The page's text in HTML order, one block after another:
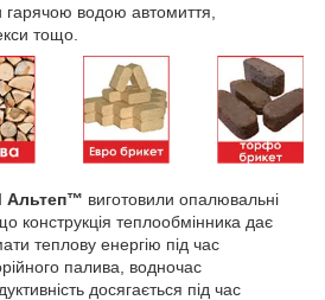
гарячою водою автомиття,
тощо.
Альтеп™ виготовили опалювальні
конструкція теплообмінника дає
теплову енергію під час
палива, водночас
досягається під час